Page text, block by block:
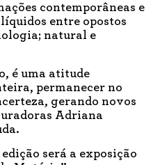
contemporâneas e
entre opostos
natural e
é uma atitude
permanecer no
gerando novos
Adriana
será a exposição